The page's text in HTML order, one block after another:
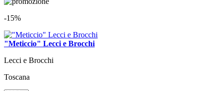
-15%
"Meticcio" Lecci e Brocchi
Lecci e Brocchi
Toscana